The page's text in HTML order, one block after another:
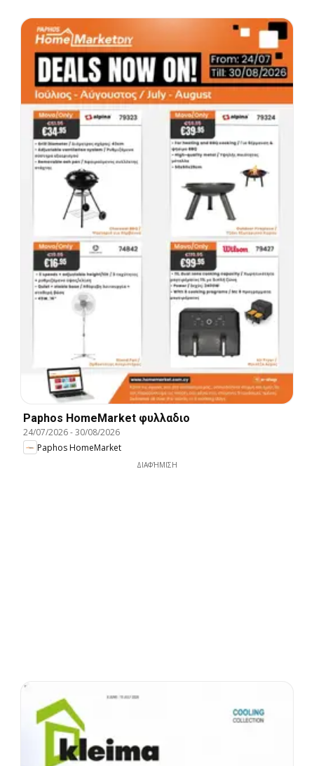
Paphos HomeMarket φυλλαδιο
24/07/2026-30/08/2026
Paphos HomeMarket
ΔΙΑΦΉΜΙΣΗ